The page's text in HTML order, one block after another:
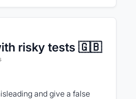
risky tests 🇬🇧
and give a false